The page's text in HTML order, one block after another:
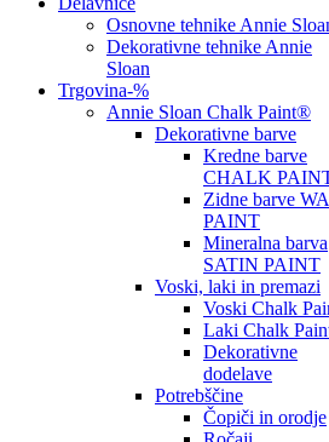
Osnovne tehnike Annie
Dekorativne tehnike Annie
Sloan
Trgovina-%
Annie Sloan Chalk Paint®
Dekorativne barve
Kredne barve
CHALK
Zidne barve
PAINT
Mineralna barva
SATIN PAINT
Voski, laki in premazi
Voski Chalk
Laki Chalk
Dekorativne
dodelave
Potrebščine
Čopiči in orodje